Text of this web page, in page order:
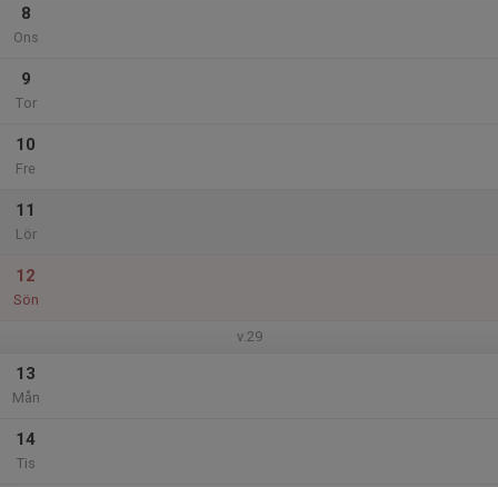
8
Ons
9
Tor
10
Fre
11
Lör
12
Sön
v.29
13
Mån
14
Tis